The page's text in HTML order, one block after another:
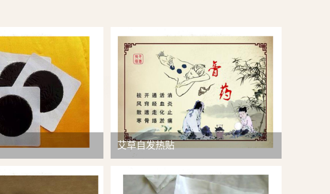
艾草自发热贴
查看详情 查看详情